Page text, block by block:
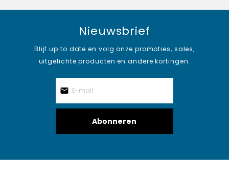
Nieuwsbrief
Blijf up to date en volg onze promoties, sales,
uitgelichte producten en andere kortingen.
Abonneren